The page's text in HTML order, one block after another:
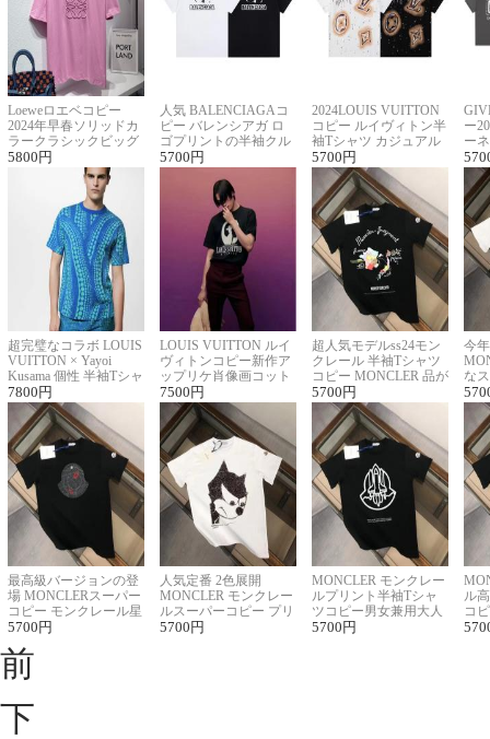
Loeweロエベコピー
2024年早春ソリッドカ
ラークラシックビッグ
ロゴ刺繍Tシャツ
5800 円
人気 BALENCIAGAコ
ピー バレンシアガ ロ
ゴプリントの半袖クル
ーネックTシャツ
5700 円
2024LOUIS VUITTON
コピー ルイヴィトン半
袖Tシャツ カジュアル
に馴染む 2色展開
5700 円
ー
ー
ー
超完璧なコラボ LOUIS
VUITTON × Yayoi
Kusama 個性 半袖Tシャ
ツコピー男女兼用
7800 円
LOUIS VUITTON ルイ
ヴィトンコピー新作ア
ップリケ肖像画コット
ンニット半袖Tシャツ
7500 円
超人気モデルss24モン
クレール 半袖Tシャツ
コピー MONCLER 品が
良く見た目
5700 円
今
な
ル
最高級バージョンの登
場 MONCLERスーパー
コピー モンクレール星
座半袖Tシャツ
5700 円
人気定番 2色展開
MONCLER モンクレー
ルスーパーコピー プリ
ント半袖Tシャツ
5700 円
MONCLER モンクレー
ルプリント半袖Tシャ
ツコピー男女兼用大人
可愛い春夏コーデ
5700 円
ル
コ
ィ
前
下